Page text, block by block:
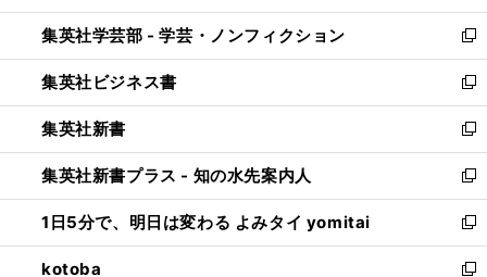
開
く
ウ
で
開
く
ン
ド
ウ
で
開
く
ウ
ィ
ン
ド
ウ
で
開
く
集英社学芸部 - 学芸・ノンフィクション
新
し
い
ウ
ィ
ン
ド
ウ
で
開
く
集英社ビジネス書
新
し
い
ウ
ィ
ン
ド
ウ
で
集英社新書
新
し
い
ウ
ィ
ン
ド
集英社新書プラス - 知の水先案内人
新
し
い
ウ
ィ
1日5分で、明日は変わる よみタイ yomitai
新
し
い
kotoba